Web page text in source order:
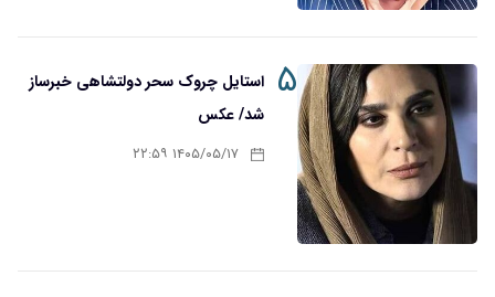
۵ استایل چروک سحر دولتشاهی خبرساز
شد/ عکس
۱۴۰۵/۰۵/۱۷ ۲۲:۵۹